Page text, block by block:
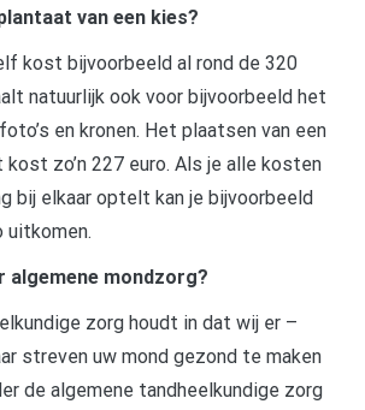
van een kies?
kost bijvoorbeeld al rond de 320
natuurlijk ook voor bijvoorbeeld het
en kronen. Het plaatsen van een
zo’n 227 euro. Als je alle kosten
bij elkaar optelt kan je bijvoorbeeld
uitkomen.
algemene mondzorg?
zorg houdt in dat wij er –
streven uw mond gezond te maken
de algemene tandheelkundige zorg